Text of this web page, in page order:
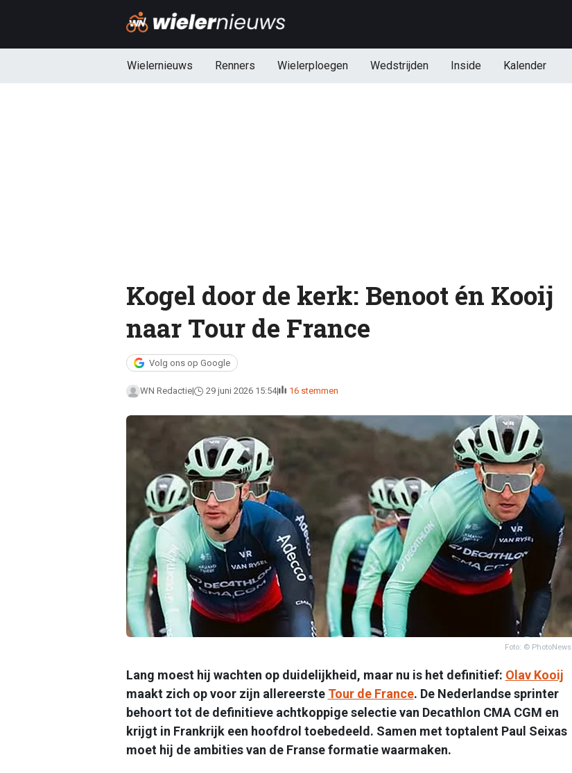
Wielernieuws Renners Wielerploegen Wedstrijden Inside Kalender
Kogel door de kerk: Benoot én Kooij
naar Tour de France
Volg ons op Google
WN Redactie 29 juni 2026 15:54 16 stemmen
Foto: © PhotoNews
Lang moest hij wachten op duidelijkheid, maar nu is het definitief: Olav Kooij
maakt zich op voor zijn allereerste Tour de France. De Nederlandse sprinter
behoort tot de definitieve achtkoppige selectie van Decathlon CMA CGM en
krijgt in Frankrijk een hoofdrol toebedeeld. Samen met toptalent Paul Seixas
moet hij de ambities van de Franse formatie waarmaken.